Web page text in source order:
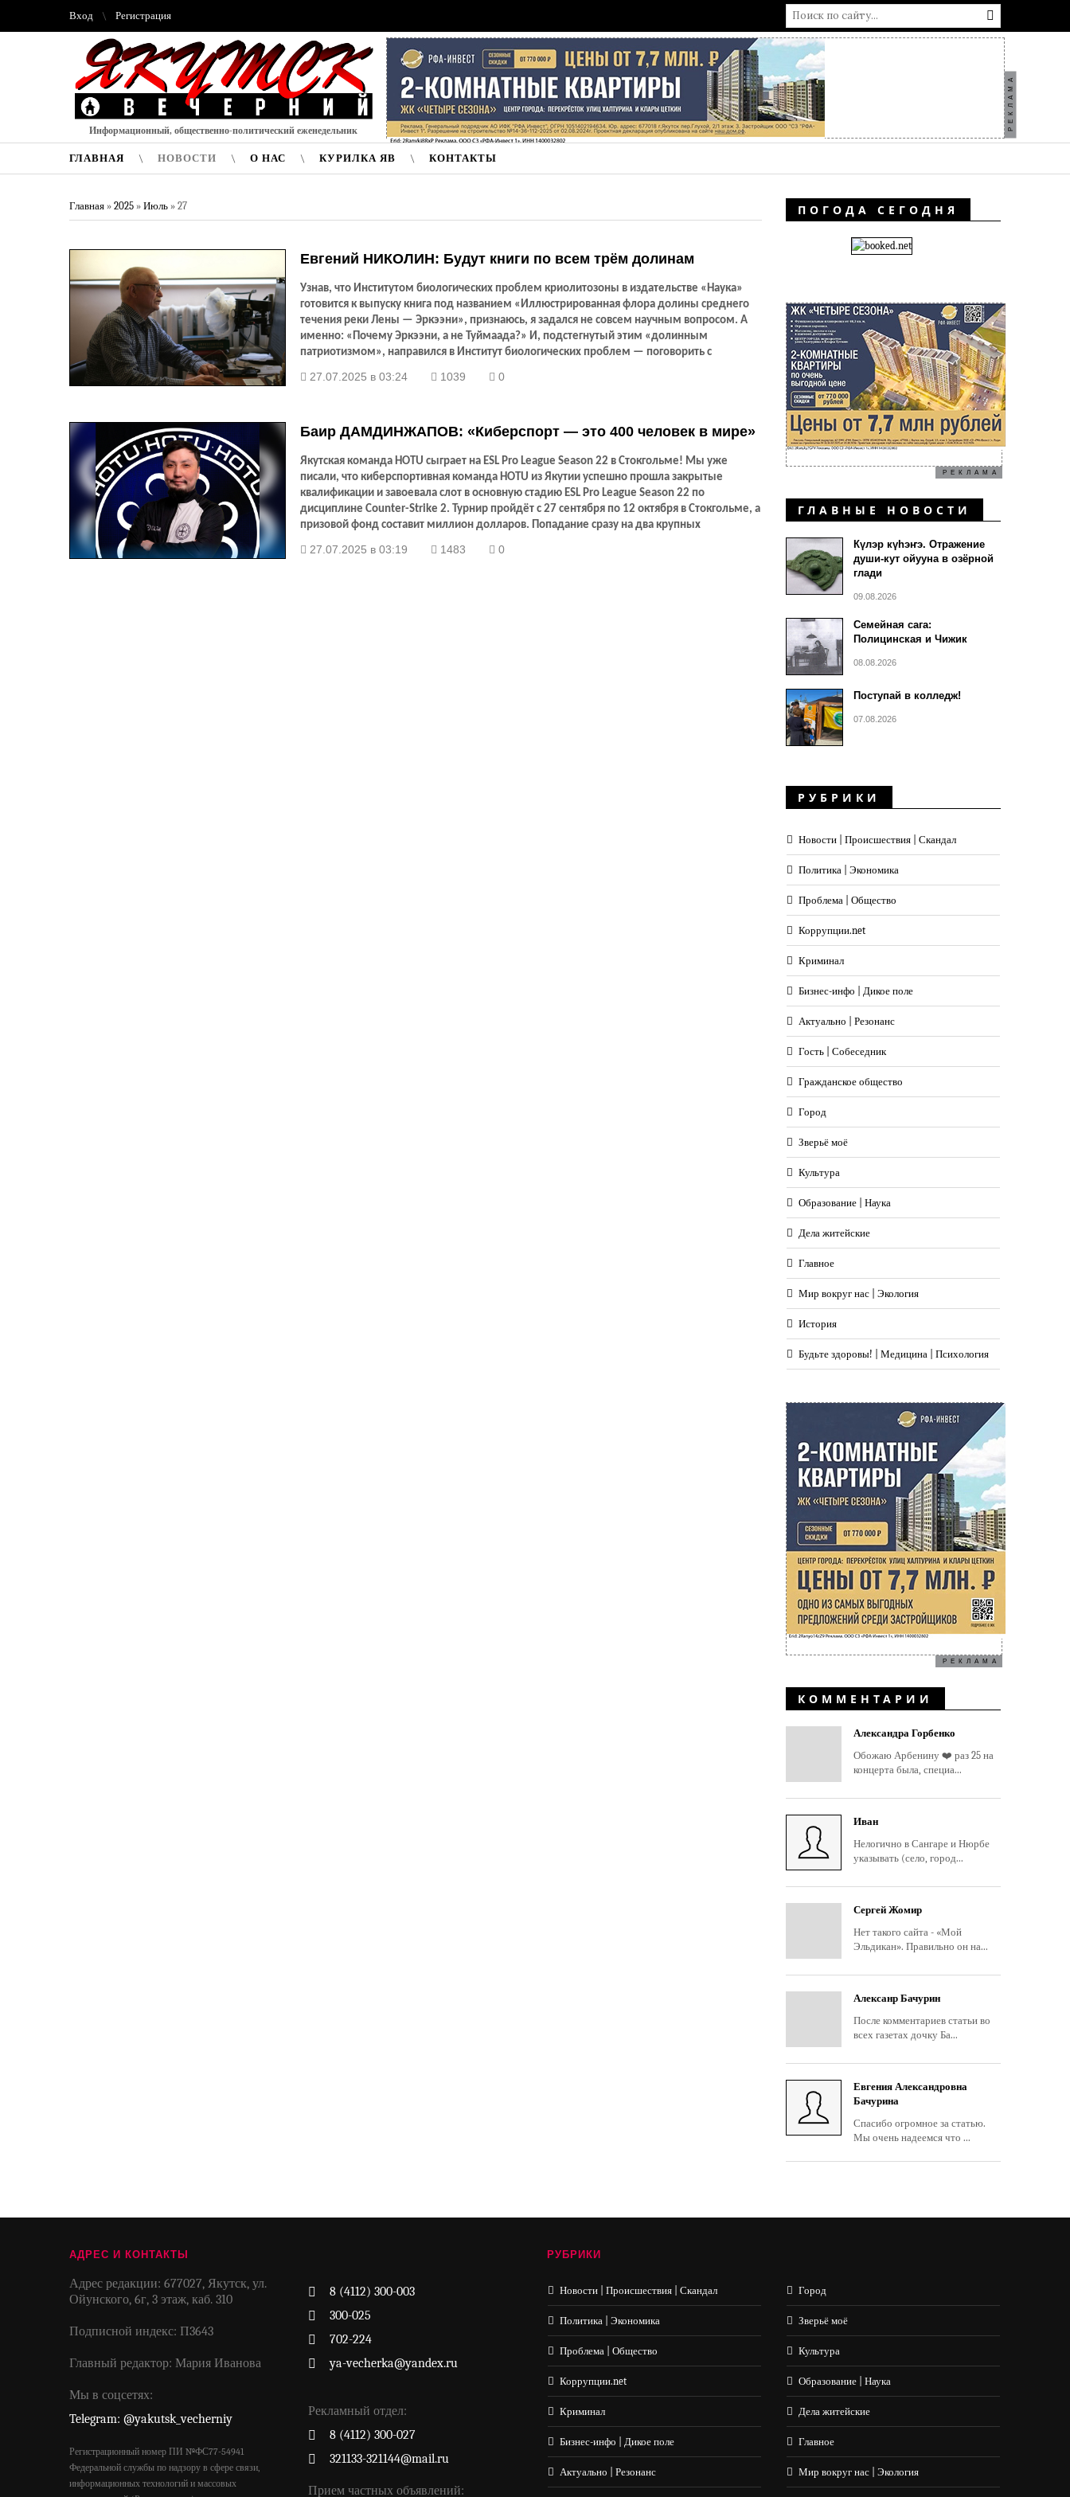
Вход Регистрация
Информационный, общественно-политический еженедельник РЕКЛАМА
ГЛАВНАЯ НОВОСТИ О НАС КУРИЛКА ЯВ КОНТАКТЫ
Главная » 2025 » Июль » 27
Евгений НИКОЛИН: Будут книги по всем трём долинам
Узнав, что Институтом биологических проблем криолитозоны в издательстве «Наука»
готовится к выпуску книга под названием «Иллюстрированная флора долины среднего
течения реки Лены — Эркээни», признаюсь, я задался не совсем научным вопросом. А
именно: «Почему Эркээни, а не Туймаада?» И, подстегнутый этим «долинным
патриотизмом», направился в Институт биологических проблем — поговорить с
готовящейся книги.
27.07.2025 в 03:24 1039 0
Баир ДАМДИНЖАПОВ: «Киберспорт — это 400 человек в мире»
Якутская команда HOTU сыграет на ESL Pro League Season 22 в Стокгольме! Мы уже
писали, что киберспортивная команда HOTU из Якутии успешно прошла закрытые
квалификации и завоевала слот в основную стадию ESL Pro League Season 22 по
дисциплине Counter-Strike 2. Турнир пройдёт с 27 сентября по 12 октября в Стокгольме, а
призовой фонд составит миллион долларов. Попадание сразу на два крупных
так и для всей киберспортивной сцены Якутии. Игроки продемонстрировали стабильную
27.07.2025 в 03:19 1483 0
ПОГОДА СЕГОДНЯ
РЕКЛАМА
ГЛАВНЫЕ НОВОСТИ
Күлэр күhэҥэ. Отражение
души-кут ойууна в озёрной
глади
09.08.2026
Семейная сага:
Полицинская и Чижик
08.08.2026
Поступай в колледж!
07.08.2026
РУБРИКИ
Новости | Происшествия | Скандал
Политика | Экономика
Проблема | Общество
Коррупции.net
Криминал
Бизнес-инфо | Дикое поле
Актуально | Резонанс
Гость | Собеседник
Гражданское общество
Город
Зверьё моё
Культура
Образование | Наука
Дела житейские
Главное
Мир вокруг нас | Экология
История
Будьте здоровы! | Медицина | Психология
РЕКЛАМА
КОММЕНТАРИИ
Александра Горбенко
Обожаю Арбенину ❤️ раз 25 на
концерта была, специа...
Иван
Нелогично в Сангаре и Нюрбе
указывать (село, город...
Сергей Жомир
Нет такого сайта - «Мой
Эльдикан». Правильно он на...
Алексанр Бачурин
После комментариев статьи во
всех газетах дочку Ба...
Евгения Александровна
Бачурина
Спасибо огромное за статью.
Мы очень надеемся что ...
АДРЕС И КОНТАКТЫ
Адрес редакции: 677027, Якутск, ул.
Ойунского, 6г, 3 этаж, каб. 310
Подписной индекс: П3643
Главный редактор: Мария Иванова
Мы в соцсетях:
Telegram: @yakutsk_vecherniy
Регистрационный номер ПИ №ФС77-54941
Федеральной службы по надзору в сфере связи,
информационных технологий и массовых
8 (4112) 300-003
300-025
702-224
ya-vecherka@yandex.ru
Рекламный отдел:
8 (4112) 300-027
321133-321144@mail.ru
Прием частных объявлений:
РУБРИКИ
Новости | Происшествия | Скандал
Политика | Экономика
Проблема | Общество
Коррупции.net
Криминал
Бизнес-инфо | Дикое поле
Актуально | Резонанс
Город
Зверьё моё
Культура
Образование | Наука
Дела житейские
Главное
Мир вокруг нас | Экология